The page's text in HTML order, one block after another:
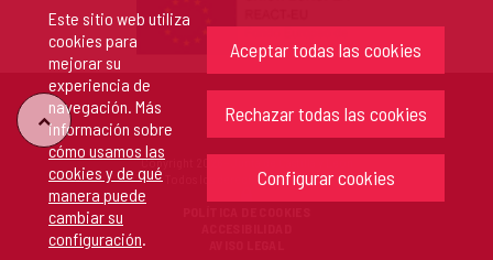
Este sitio web utiliza
cookies para
mejorar su
experiencia de
navegación. Más
información sobre
cómo usamos las
cookies y de qué
manera puede
cambiar su
configuración.
Aceptar todas las cookies
Rechazar todas las cookies
Configurar cookies
en
nueva.
una
ventana
nueva.
una
ventana
nueva.
una
ventana
nueva.
"Volver
arriba"
Copyright 2026 - Junta de Castilla y León
Todos los derechos reservados.